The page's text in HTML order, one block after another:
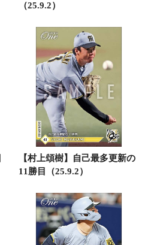
（25.9.2）
【村上頌樹】自己最多更新の
11勝目（25.9.2）